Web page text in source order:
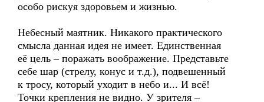
особо рискуя здоровьем и жизнью.
Небесный маятник. Никакого практического
смысла данная идея не имеет. Единственная
её цель – поражать воображение. Представьте
себе шар (стрелу, конус и т.д.), подвешенный
к тросу, который уходит в небо и... И всё!
Точки крепления не видно. У зрителя –